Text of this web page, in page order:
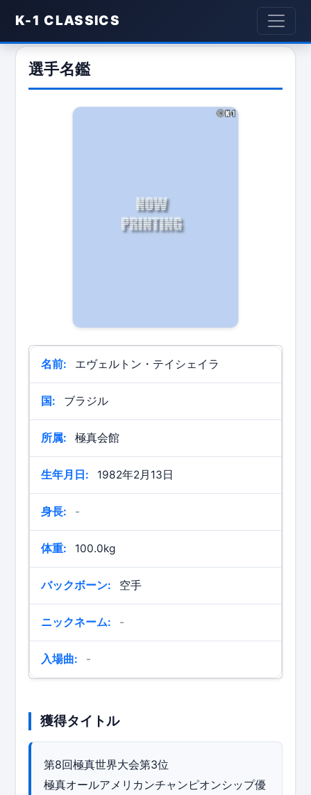
K-1 CLASSICS
選手名鑑
名前: エヴェルトン・テイシェイラ
国: ブラジル
所属: 極真会館
生年月日: 1982年2月13日
身長: -
体重: 100.0kg
バックボーン: 空手
ニックネーム: -
入場曲: -
獲得タイトル
第8回極真世界大会第3位
極真オールアメリカンチャンピオンシップ優